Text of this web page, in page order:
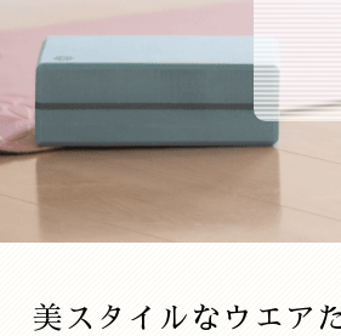
美スタイルなウエア